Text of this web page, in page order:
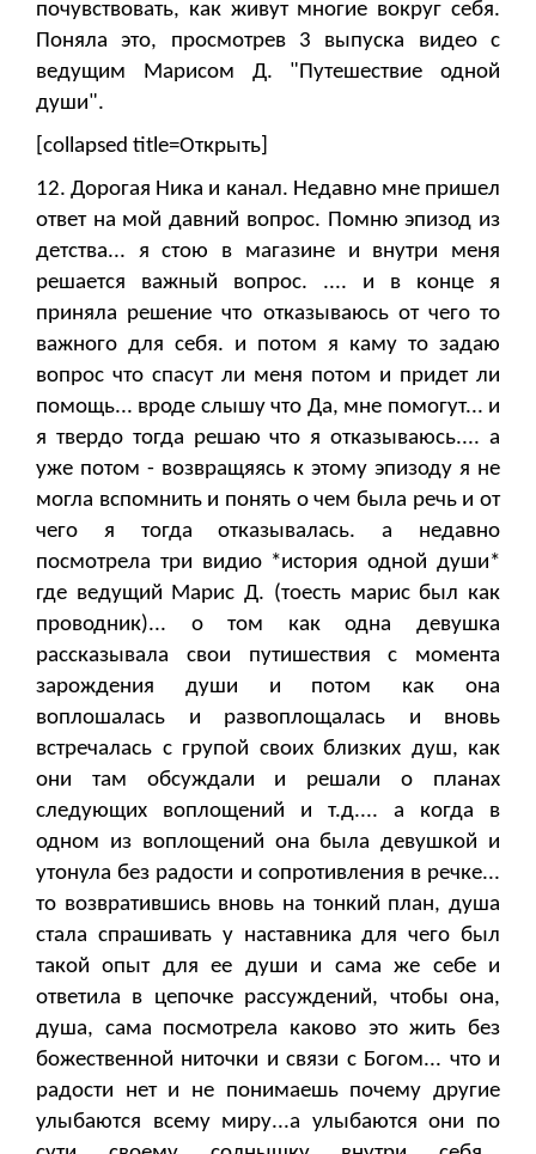
почувствовать, как живут многие вокруг себя.
Поняла это, просмотрев 3 выпуска видео с
ведущим Марисом Д. "Путешествие одной
души".
[collapsed title=Открыть]
12. Дорогая Ника и канал. Недавно мне пришел
ответ на мой давний вопрос. Помню эпизод из
детства... я стою в магазине и внутри меня
решается важный вопрос. .... и в конце я
приняла решение что отказываюсь от чего то
важного для себя. и потом я каму то задаю
вопрос что спасут ли меня потом и придет ли
помощь... вроде слышу что Да, мне помогут... и
я твердо тогда решаю что я отказываюсь.... а
уже потом - возвращяясь к этому эпизоду я не
могла вспомнить и понять о чем была речь и от
чего я тогда отказывалась. а недавно
посмотрела три видио *история одной души*
где ведущий Марис Д. (тоесть марис был как
проводник)... о том как одна девушка
рассказывала свои путишествия с момента
зарождения души и потом как она
воплошалась и развоплощалась и вновь
встречалась с групой своих близких душ, как
они там обсуждали и решали о планах
следующих воплощений и т.д.... а когда в
одном из воплощений она была девушкой и
утонула без радости и сопротивления в речке...
то возвратившись вновь на тонкий план, душа
стала спрашивать у наставника для чего был
такой опыт для ее души и сама же себе и
ответила в цепочке рассуждений, чтобы она,
душа, сама посмотрела каково это жить без
божественной ниточки и связи с Богом... что и
радости нет и не понимаешь почему другие
улыбаются всему миру...а улыбаются они по